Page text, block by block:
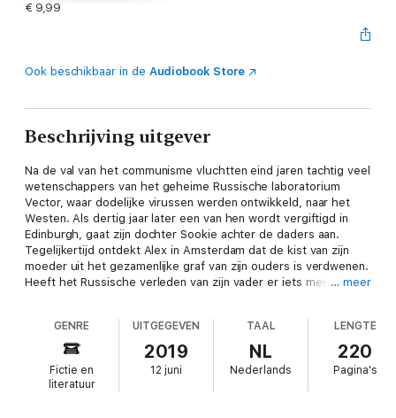
€ 9,99
Ook beschikbaar in de Audiobook Store
Beschrijving uitgever
Na de val van het communisme vluchtten eind jaren tachtig veel
wetenschappers van het geheime Russische laboratorium
Vector, waar dodelijke virussen werden ontwikkeld, naar het
Westen. Als dertig jaar later een van hen wordt vergiftigd in
Edinburgh, gaat zijn dochter Sookie achter de daders aan.
Tegelijkertijd ontdekt Alex in Amsterdam dat de kist van zijn
moeder uit het gezamenlijke graf van zijn ouders is verdwenen.
Heeft het Russische verleden van zijn vader er iets mee te
waarom? Zowel Sookie als Alex begint een koortsachtige
zoektocht, die gevaarlijker zal blijken dan ze dachten.
… meer
GENRE
Fictie en
literatuur
UITGEGEVEN
2019
12 juni
TAAL
NL
Nederlands
LENGTE
220
Pagina's